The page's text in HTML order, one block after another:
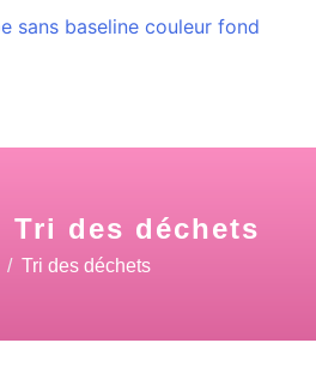
Tri des déchets
Tri des déchets